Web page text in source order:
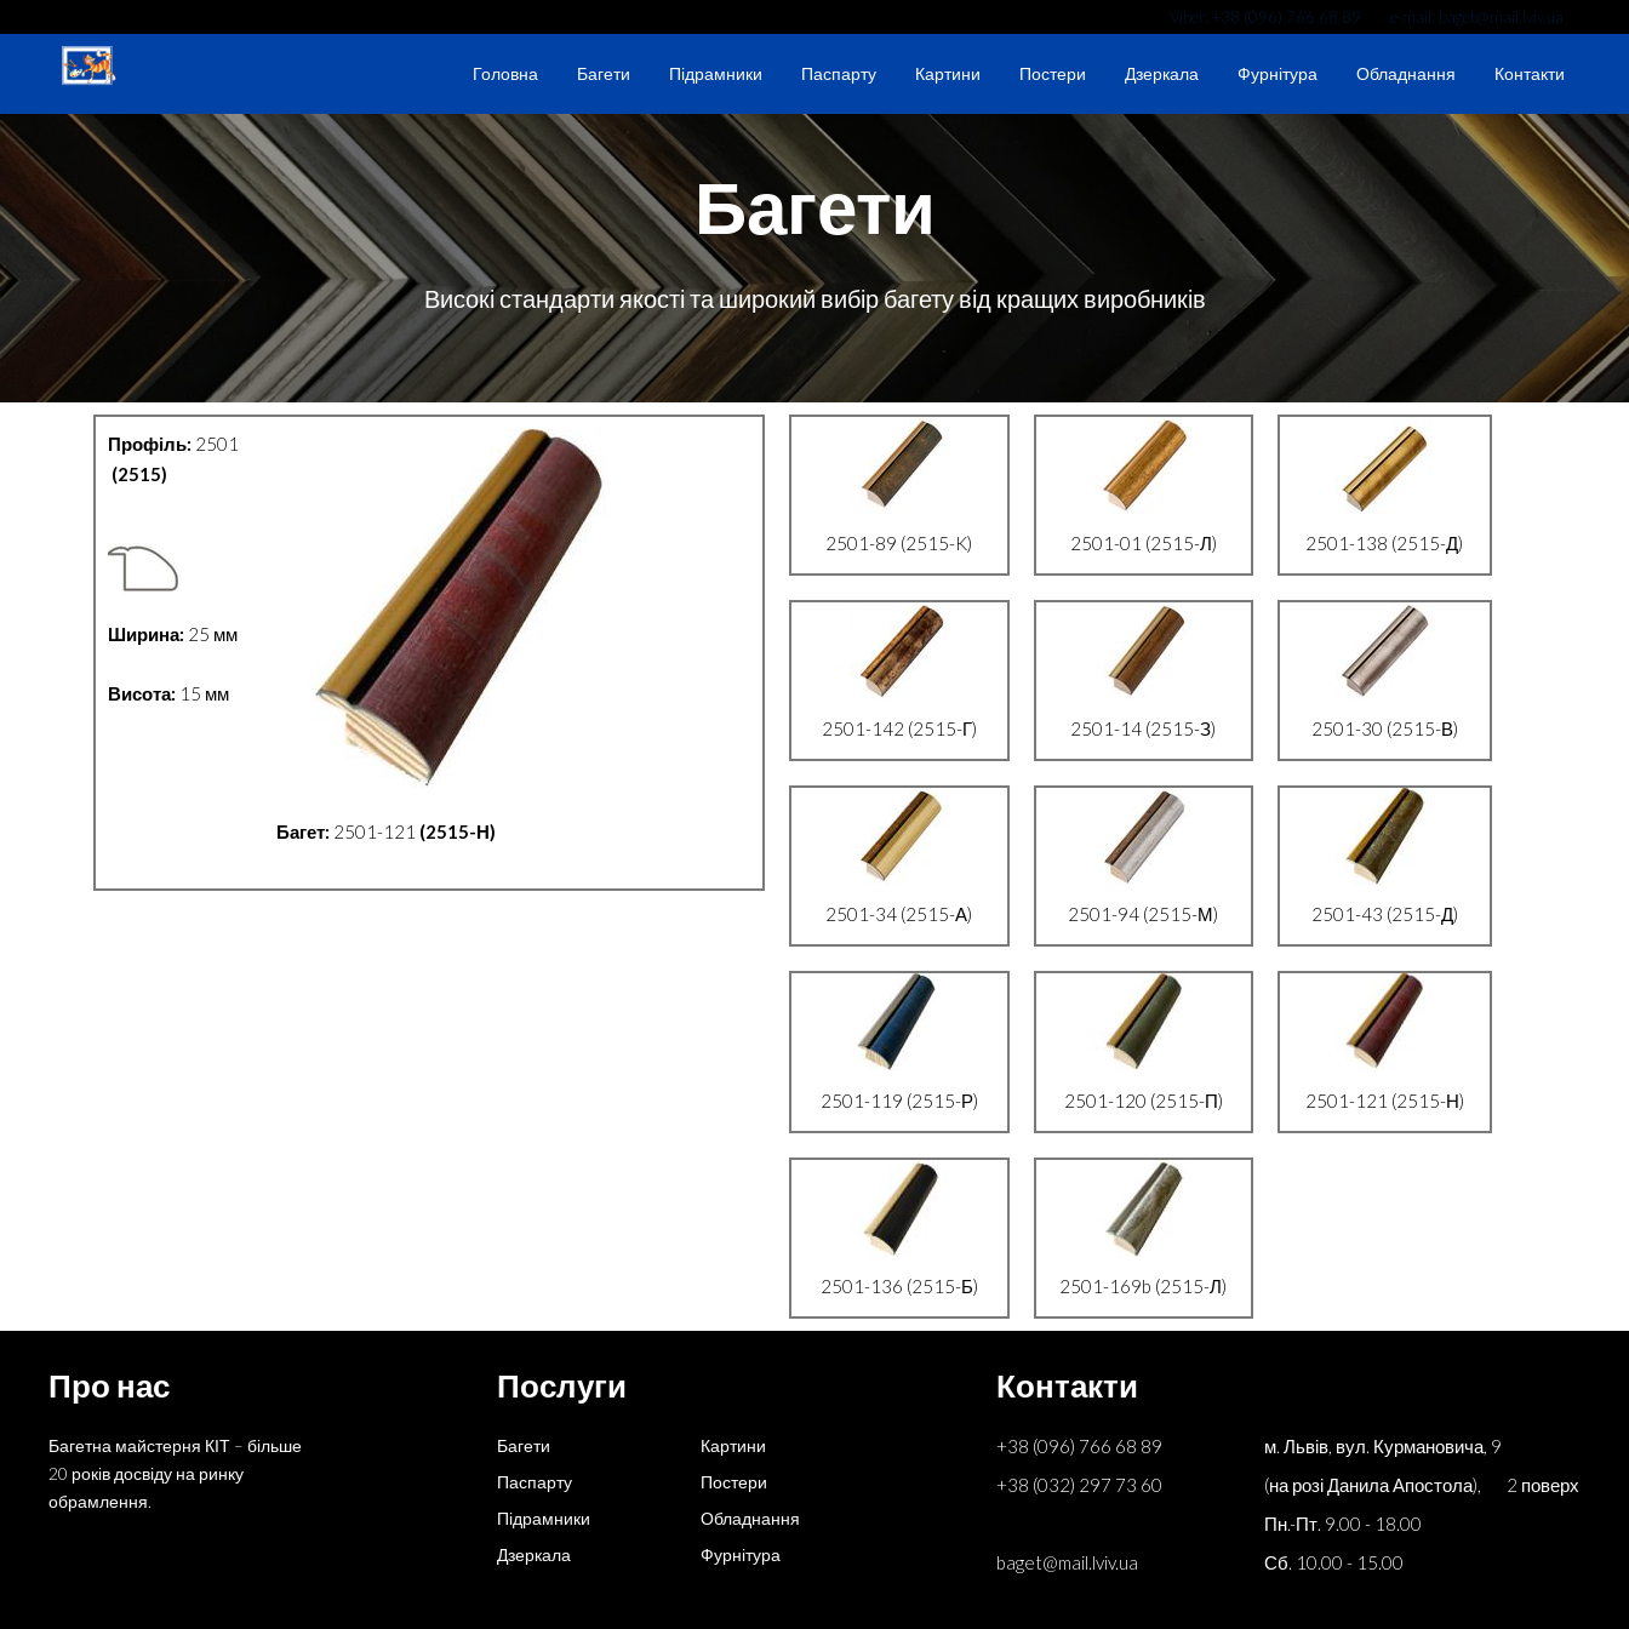
Viber: +38 (096) 766 68 89 e-mail: baget@mail.lviv.ua
Головна Багети Підрамники Паспарту Картини Постери Дзеркала Фурнітура Обладнання Контакти
Багети
Високі стандарти якості та широкий вибір багету від кращих виробників
Профіль: 2501
(2515)
Ширина: 25 мм
Висота: 15 мм
Багет: 2501-121 (2515-Н)
2501-89 (2515-K)
2501-142 (2515-Г)
2501-34 (2515-А)
2501-119 (2515-Р)
2501-136 (2515-Б)
2501-01 (2515-Л)
2501-14 (2515-З)
2501-94 (2515-М)
2501-120 (2515-П)
2501-169b (2515-Л)
2501-138 (2515-Д)
2501-30 (2515-В)
2501-43 (2515-Д)
2501-121 (2515-Н)
Про нас
Багетна майстерня КІТ – більше
20 років досвіду на ринку
обрамлення.
Послуги
Багети
Паспарту
Підрамники
Дзеркала
Картини
Постери
Обладнання
Фурнітура
Контакти
+38 (096) 766 68 89
+38 (032) 297 73 60
baget@mail.lviv.ua
м. Львів, вул. Курмановича, 9
(на розі Данила Апостола), 2 поверх
Пн.-Пт. 9.00 - 18.00
Сб. 10.00 - 15.00